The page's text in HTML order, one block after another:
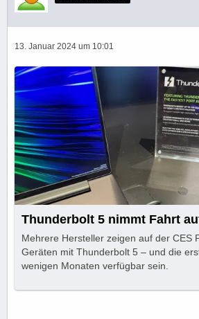
13. Januar 2024 um 10:01
Thunderbolt 5 nimmt Fahrt
Mehrere Hersteller zeigen auf der CES
Geräten mit Thunderbolt 5 – und die
wenigen Monaten verfügbar sein.